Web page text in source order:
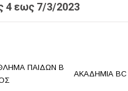
4 εως 7/3/2023
ΠΑΙΔΩΝ Β
ΑΚΑΔΗΜΙΑ BC